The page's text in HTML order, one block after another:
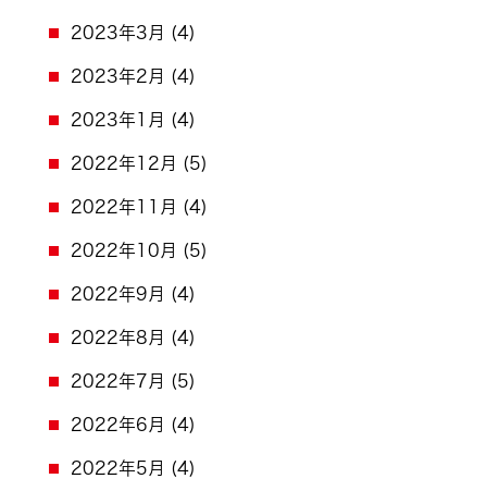
2023年3月 (4)
2023年2月 (4)
2023年1月 (4)
2022年12月 (5)
2022年11月 (4)
2022年10月 (5)
2022年9月 (4)
2022年8月 (4)
2022年7月 (5)
2022年6月 (4)
2022年5月 (4)